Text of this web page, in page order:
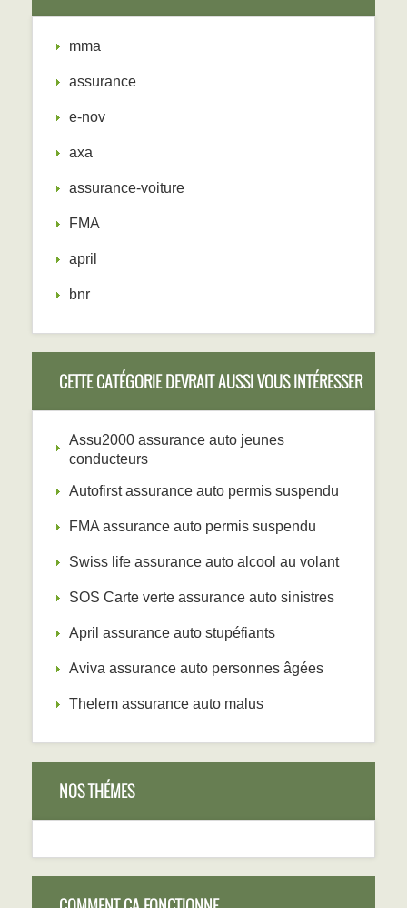
mma
assurance
e-nov
axa
assurance-voiture
FMA
april
bnr
CETTE CATÉGORIE DEVRAIT AUSSI VOUS INTÉRESSER
Assu2000 assurance auto jeunes
conducteurs
Autofirst assurance auto permis suspendu
FMA assurance auto permis suspendu
Swiss life assurance auto alcool au volant
SOS Carte verte assurance auto sinistres
April assurance auto stupéfiants
Aviva assurance auto personnes âgées
Thelem assurance auto malus
NOS THÉMES